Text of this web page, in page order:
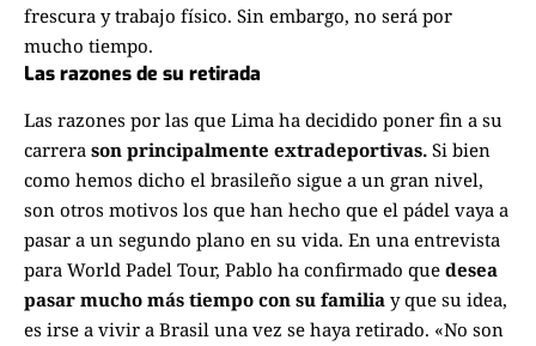
frescura y trabajo físico. Sin embargo, no será por
mucho tiempo.
Las razones de su retirada
Las razones por las que Lima ha decidido poner fin a su
carrera son principalmente extradeportivas. Si bien
como hemos dicho el brasileño sigue a un gran nivel,
son otros motivos los que han hecho que el pádel vaya a
pasar a un segundo plano en su vida. En una entrevista
para World Padel Tour, Pablo ha confirmado que desea
pasar mucho más tiempo con su familia y que su idea,
es irse a vivir a Brasil una vez se haya retirado. «No son